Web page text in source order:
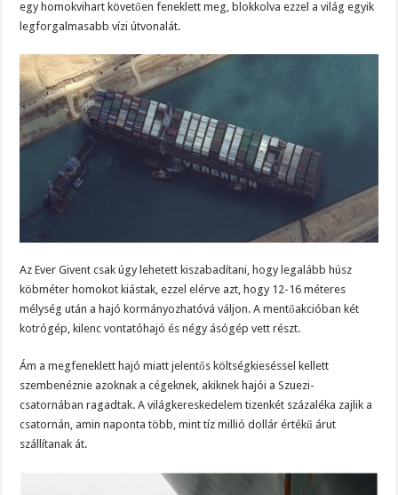
egy homokvihart követően feneklett meg, blokkolva ezzel a világ egyik
legforgalmasabb vízi útvonalát.
Az Ever Givent csak úgy lehetett kiszabadítani, hogy legalább húsz
köbméter homokot kiástak, ezzel elérve azt, hogy 12-16 méteres
mélység után a hajó kormányozhatóvá váljon. A mentőakcióban két
kotrógép, kilenc vontatóhajó és négy ásógép vett részt.
Ám a megfeneklett hajó miatt jelentős költségkieséssel kellett
szembenéznie azoknak a cégeknek, akiknek hajói a Szuezi-
csatornában ragadtak. A világkereskedelem tizenkét százaléka zajlik a
csatornán, amin naponta több, mint tíz millió dollár értékű árut
szállítanak át.